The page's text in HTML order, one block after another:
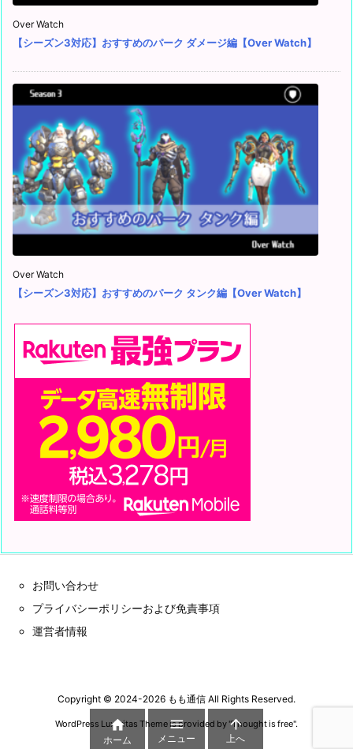
Over Watch
【シーズン3対応】おすすめのパーク ダメージ編【Over Watch】
Over Watch
【シーズン3対応】おすすめのパーク タンク編【Over Watch】
お問い合わせ
プライバシーポリシーおよび免責事項
運営者情報
Copyright © 2024-2026 もも通信 All Rights Reserved.
WordPress Luxeritas Theme is provided by "Thought is free".

ホーム

メニュー

上へ